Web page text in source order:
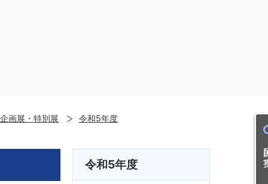
目
企画展・特別展
令和5年度
令和5年度